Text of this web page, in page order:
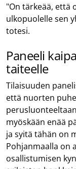
"On tärkeää, että
ulkopuolelle sen
totesi.
Paneeli
taiteelle
Tilaisuuden
että nuorten
myöskään enää
ja syitä tähän on
Pohjanmaalla on
osallistumisen